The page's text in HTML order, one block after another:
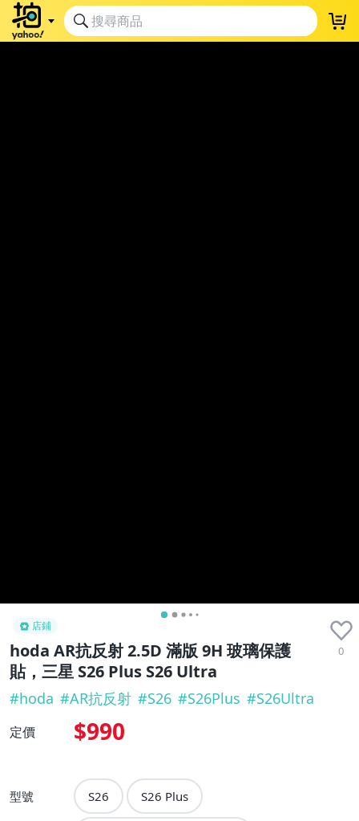
店鋪
hoda AR抗反射 2.5D 滿版 9H 玻璃保護
貼，三星 S26 Plus S26 Ultra
0
#hoda #AR抗反射 #S26 #S26Plus #S26Ultra
定價 $990
型號 S26 S26 Plus